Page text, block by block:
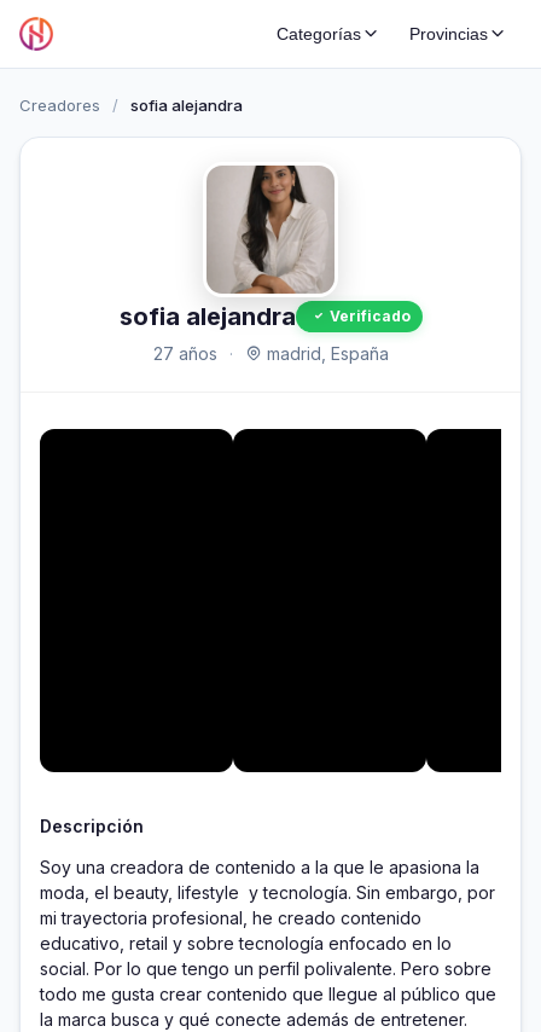
Categorías Provincias
Creadores / sofia alejandra
sofia alejandra Verificado
27 años · madrid, España
Descripción
Soy una creadora de contenido a la que le apasiona la
moda, el beauty, lifestyle  y tecnología. Sin embargo, por
mi trayectoria profesional, he creado contenido
educativo, retail y sobre tecnología enfocado en lo
social. Por lo que tengo un perfil polivalente. Pero sobre
todo me gusta crear contenido que llegue al público que
la marca busca y qué conecte además de entretener.